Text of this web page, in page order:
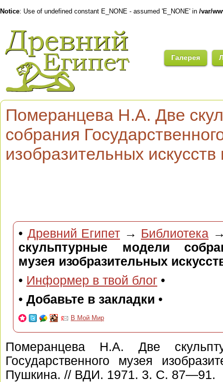
Notice: Use of undefined constant E_NONE - assumed 'E_NONE' in /var/
Галерея
Померанцева Н.А. Две
собрания
изобразительных
• Древний Египет → Библиотека
скульптурные модели
музея изобразительных
• Информер в твой блог •
• Добавьте в закладки •
В Мой Мир
Померанцева Н.А. Две
Государственного музея
Пушкина. // ВДИ. 1971. 3. С. 87—91.